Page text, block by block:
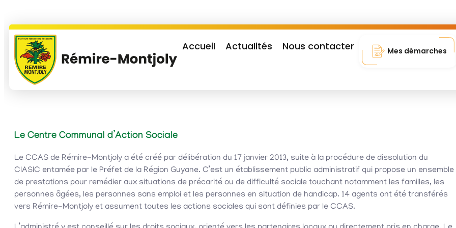
Accueil Actualités Nous contacter Mes démarches
Le Centre Communal d’Action Sociale
Le CCAS de Rémire-Montjoly a été créé par délibération du 17 janvier 2013, suite à la procédure de dissolution du
CIASIC entamée par le Préfet de la Région Guyane. C’est un établissement public administratif qui propose un ensemble
de prestations pour remédier aux situations de précarité ou de difficulté sociale touchant notamment les familles, les
personnes âgées, les personnes sans emploi et les personnes en situation de handicap. 14 agents ont été transférés
vers Rémire-Montjoly et assument toutes les actions sociales qui sont définies par le CCAS.